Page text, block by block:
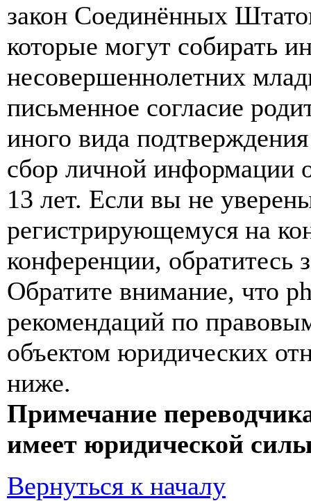
закон Соединённых
которые могут собирать
несовершеннолетних
письменное согласие
иного вида
сбор личной информации
13 лет. Если вы не
регистрирующемуся на
конференции, обратитесь
Обратите внимание, что
рекомендаций по
объектом юридических
ниже.
Примечание
имеет юридической
Вернуться к началу